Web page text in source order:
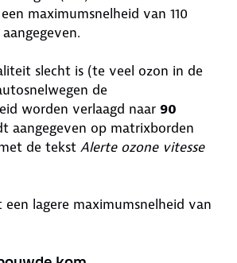
maximumsnelheid van 110
slecht is (te veel ozon in de
de
worden verlaagd naar 90
aangegeven op matrixborden
de tekst Alerte ozone vitesse
lagere maximumsnelheid van